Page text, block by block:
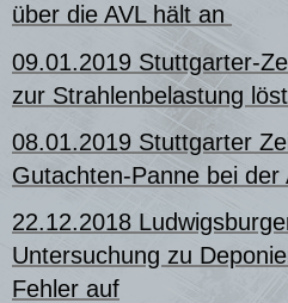
über die AVL hält an
09.01.2019 Stuttgarter-
zur Strahlenbelastung
08.01.2019 Stuttgarter
Gutachten-Panne bei der
22.12.2018
Untersuchung zu
Fehler auf